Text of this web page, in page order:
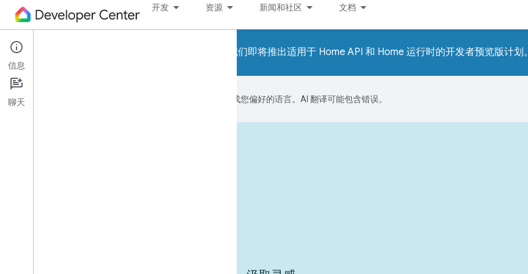
开发 资源 新闻和社区 文档
请注意！我们即将推出适用于 Home API 和 Home 运行时的开发者预览版计划。
Google 会使用 AI 技术将内容翻译成您偏好的语言。AI 翻译可能包含错误。
信息
聊天